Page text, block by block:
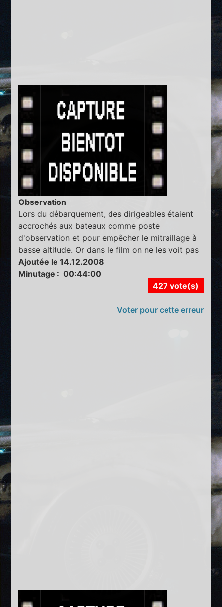
Observation
Lors du débarquement, des dirigeables étaient
accrochés aux bateaux comme poste
d'observation et pour empêcher le mitraillage à
basse altitude. Or dans le film on ne les voit pas
Ajoutée le 14.12.2008
Minutage : 00:44:00
427 vote(s)
Voter pour cette erreur